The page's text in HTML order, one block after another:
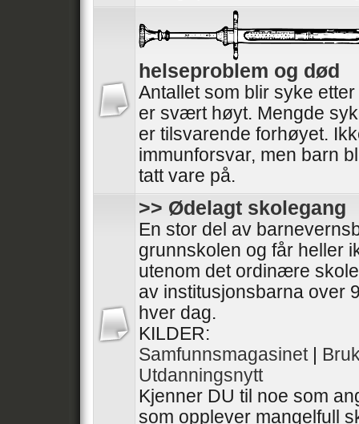
helseproblem og død
Antallet som blir syke
er svært høyt. Mengde
er tilsvarende forhøyet.
immunforsvar, men barn
tatt vare på.
>> Ødelagt skolegang
En stor del av
grunnskolen og får heller
utenom det ordinære
av institusjonsbarna over
hver dag.
KILDER:
Samfunnsmagasinet|
Utdanningsnytt
Kjenner DU til noe som
som opplever mangelfull